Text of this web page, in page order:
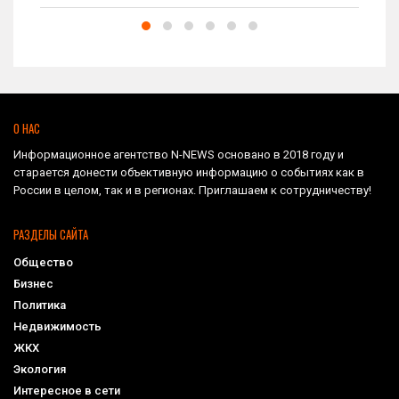
О НАС
Информационное агентство N-NEWS основано в 2018 году и
старается донести объективную информацию о событиях как в
России в целом, так и в регионах. Приглашаем к сотрудничеству!
РАЗДЕЛЫ САЙТА
Общество
Бизнес
Политика
Недвижимость
ЖКХ
Экология
Интересное в сети